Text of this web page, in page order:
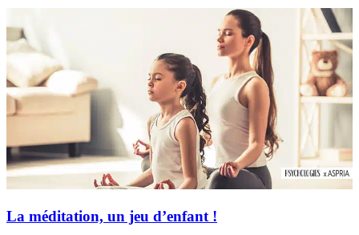
La méditation, un jeu d’enfant !